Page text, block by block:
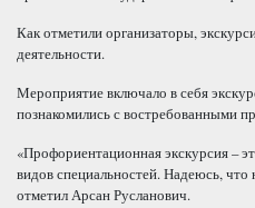
Как отметили организаторы,
деятельности.
Мероприятие включало в себя
познакомились с востребованными
«Профориентационная экскурсия –
видов специальностей. Надеюсь,
отметил Арсан Русланович.